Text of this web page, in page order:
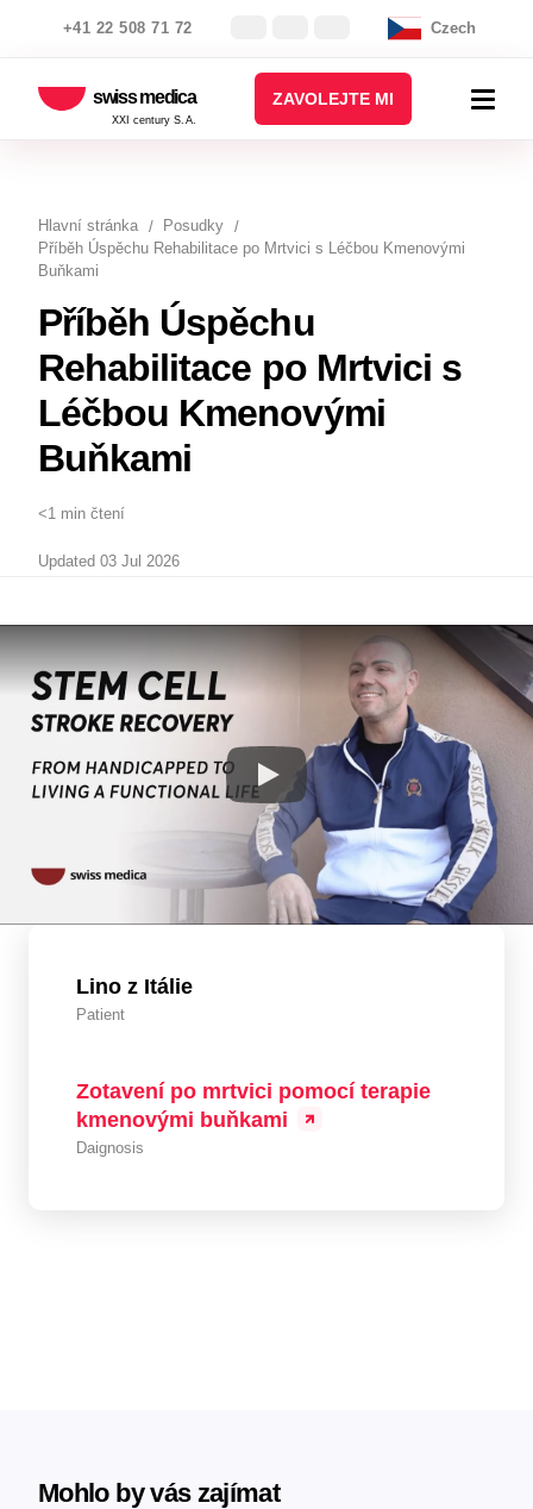
+41 22 508 71 72 Czech
swiss medica
XXI century S.A.
ZAVOLEJTE MI
Hlavní stránka
Posudky
Příběh Úspěchu Rehabilitace po Mrtvici s Léčbou Kmenovými
Buňkami
Příběh Úspěchu
Rehabilitace po Mrtvici s
Léčbou Kmenovými
Buňkami
<1 min čtení
Updated 03 Jul 2026
Lino z Itálie
Patient
Zotavení po mrtvici pomocí terapie
kmenovými buňkami
Daignosis
Mohlo by vás zajímat